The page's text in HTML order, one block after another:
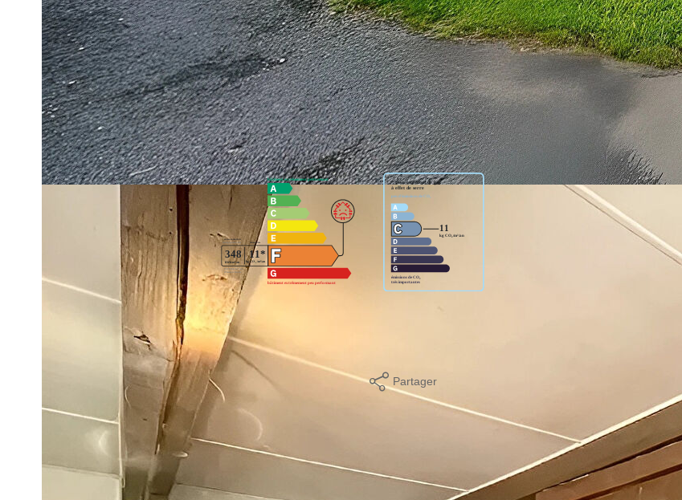
Cette maison située sur une parcelle de terrain d'environ 14 ares sera complétée par une grange, une remise et un garage.
Vous souhaitez visiter contactez Sophie NICOLET au 06.35.29.05.60 ou snicolet@bersot.net
**Honoraires à la charge du vendeur
Diagnostics énergétiques
Logement à consommation énergétique excessive. Montant estimé des dépenses annuelles d'énergie pour un usage standard
entre 2510€ et 3450€. indexées aux années 2021,2022 et 2023 (abonnement compris).
Imprimer Partager
Nos honoraires